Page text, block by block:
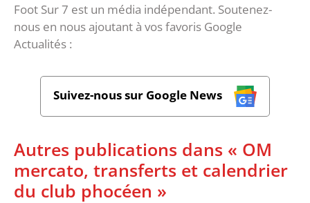
Foot Sur 7 est un média indépendant. Soutenez-
nous en nous ajoutant à vos favoris Google
Actualités :
Suivez-nous sur Google News
Autres publications dans « OM
mercato, transferts et calendrier
du club phocéen »